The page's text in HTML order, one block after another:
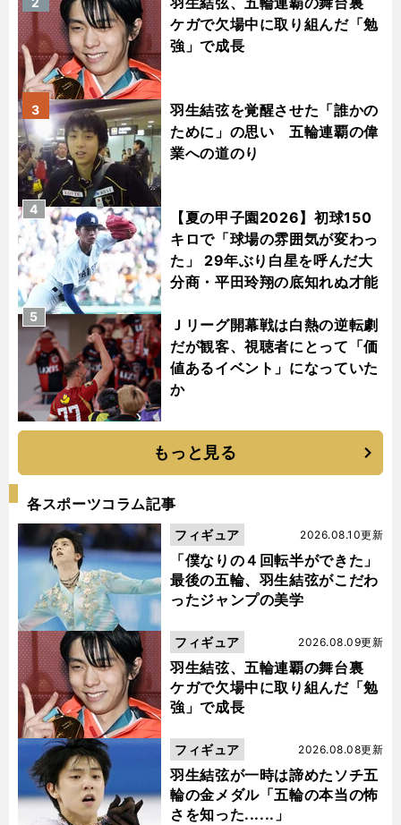
ケガで欠場中に取り組んだ「勉
強」で成長
羽生結弦を覚醒させた「誰かの
ために」の思い 五輪連覇の偉
業への道のり
3
【夏の甲子園2026】初球150
キロで「球場の雰囲気が変わっ
た」 29年ぶり白星を呼んだ大
分商・平田玲翔の底知れぬ才能
4
Ｊリーグ開幕戦は白熱の逆転劇
だが観客、視聴者にとって「価
値あるイベント」になっていた
か
5
もっと見る
各スポーツコラム記事
「僕なりの４回転半ができた」
最後の五輪、羽生結弦がこだわ
ったジャンプの美学
2026.08.10更新
フィギュア
羽生結弦、五輪連覇の舞台裏
ケガで欠場中に取り組んだ「勉
強」で成長
2026.08.09更新
フィギュア
羽生結弦が一時は諦めたソチ五
輪の金メダル「五輪の本当の怖
さを知った......」
2026.08.08更新
フィギュア